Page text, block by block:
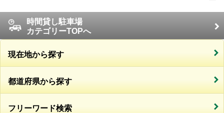
時間貸し駐車場
カテゴリーTOPへ
現在地から探す
都道府県から探す
フリーワード検索